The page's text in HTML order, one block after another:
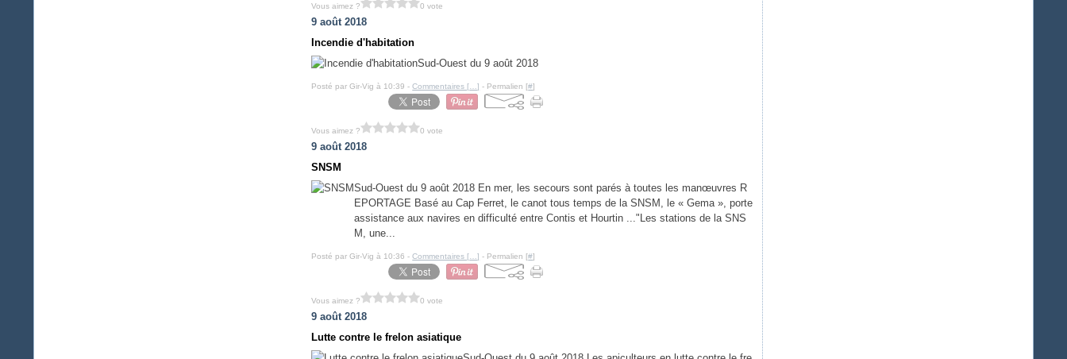
Vous aimez ? 0 vote
9 août 2018
Incendie d'habitation
Sud-Ouest du 9 août 2018
Posté par Gir-Vig à 10:39 -Commentaires [ …] - Permalien [#]
Vous aimez ? 0 vote
9 août 2018
SNSM
Sud-Ouest du 9 août 2018 En mer, les secours sont parés à toutes les manœuvres R
EPORTAGE Basé au Cap Ferret, le canot tous temps de la SNSM, le « Gema », porte
assistance aux navires en difficulté entre Contis et Hourtin ..."Les stations de la SNS
M, une...
Posté par Gir-Vig à 10:36 -Commentaires [ …] - Permalien [#]
Vous aimez ? 0 vote
9 août 2018
Lutte contre le frelon asiatique